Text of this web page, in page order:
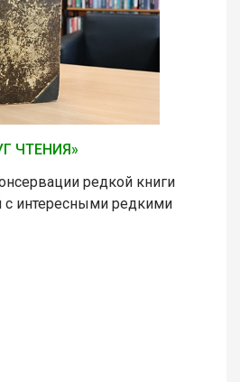
ЧТЕНИЯ»
редкой книги
с интересными редкими